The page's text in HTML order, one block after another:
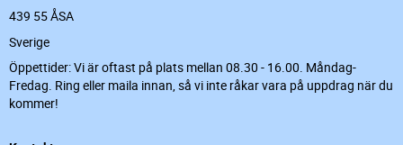
439 55 ÅSA
Sverige
Öppettider: Vi är oftast på plats mellan 08.30 - 16.00. Måndag-
Fredag. Ring eller maila innan, så vi inte råkar vara på uppdrag när du
kommer!